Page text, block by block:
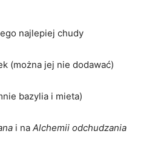
najlepiej chudy
(można jej nie dodawać)
bazylia i mieta)
i na Alchemii odchudzania